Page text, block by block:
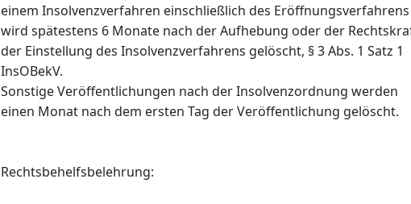
einem Insolvenzverfahren einschließlich des Eröffnungsverfahrens
wird spätestens 6 Monate nach der Aufhebung oder der
der Einstellung des Insolvenzverfahrens gelöscht, § 3 Abs. 1 Satz 1
InsOBekV.
Sonstige Veröffentlichungen nach der Insolvenzordnung werden
einen Monat nach dem ersten Tag der Veröffentlichung gelöscht.
Rechtsbehelfsbelehrung: